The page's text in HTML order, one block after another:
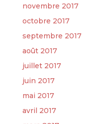
novembre 2017
octobre 2017
septembre 2017
août 2017
juillet 2017
juin 2017
mai 2017
avril 2017